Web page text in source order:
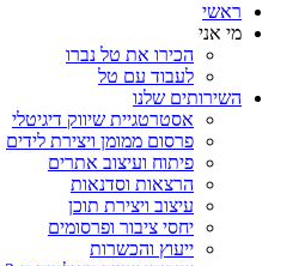
ראשי
מי אני
הכירו את טל נברו
לעבוד עם טל
השירותים שלנו
אסטרטגיית שיווק דיגיטלי
פרסום ממומן ויצירת לידים
פיתוח ועיצוב אתרים
הרצאות וסדנאות
עיצוב ויצירת תוכן
יחסי ציבור ופרסומים
ייעוץ והכשרות